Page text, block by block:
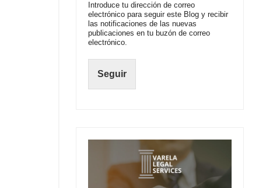
Introduce tu dirección de correo
electrónico para seguir este Blog y recibir
las notificaciones de las nuevas
publicaciones en tu buzón de correo
electrónico.
Seguir